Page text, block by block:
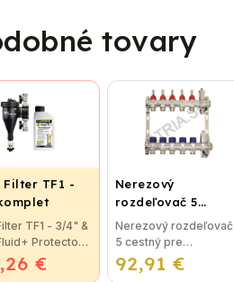
tovary
Filter TF1 -
€
TF1 - 3/4" &
Protector
novinka
vykurovacej
Nerezový
rozdeľovač 5
cestný pre
podlahové
vykurovanie
92,91 €
Nerezový rozdeľovač
5 cestný pre
podlahové
vykurovanie